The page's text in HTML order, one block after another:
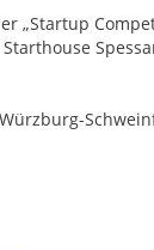
„Startup